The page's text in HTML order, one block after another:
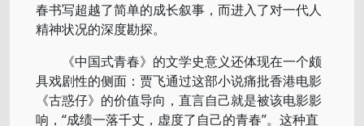
春书写超越了简单的成长叙事，而进入了对一代人
精神状况的深度勘探。
《中国式青春》的文学史意义还体现在一个颇
具戏剧性的侧面：贾飞通过这部小说痛批香港电影
《古惑仔》的价值导向，直言自己就是被该电影影
响，“成绩一落千丈，虚度了自己的青春”。这种直